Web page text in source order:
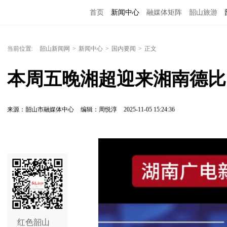
首页 新闻中心 融媒体矩阵 韶山旅游
当前位置: 韶山新闻网 > 新闻中心 > 国内要闻 > 正文
本周五晚湘超迎来湘南德比
来源：韶山市融媒体中心 编辑：周悦淳 2025-11-05 15:24:36
红色韶山